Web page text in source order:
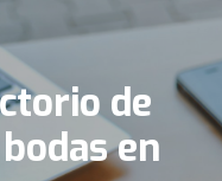
de
en